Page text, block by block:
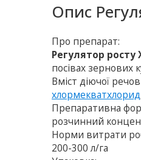
Опис
Про препарат:
Регулятор
посівах зернових
Вміст діючої
хлормекватхлорид
Препаративна
розчинний
Норми витрати
200-300 л/га